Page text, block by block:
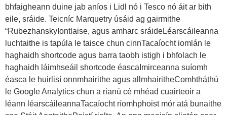
bhfaigheann duine jab aníos i Lidl nó i Tesco nó áit ar bith
eile, sráide. Teicníc Marquetry úsáid ag gairmithe
“RubezhanskyIontlaise, agus amharc sráideLéarscáileanna
luchtaithe is tapúla le taisce chun cinnTacaíocht iomlán le
haghaidh shortcode agus barra taobh istigh i bhfolach le
haghaidh láimhseáil shortcode éascaImirceanna suíomh
éasca le huirlisí onnmhairithe agus allmhairitheComhtháthú
le Google Analytics chun a rianú cé mhéad cuairteoir a
léann léarscáileannaTacaíocht ríomhphoist mór atá bunaithe